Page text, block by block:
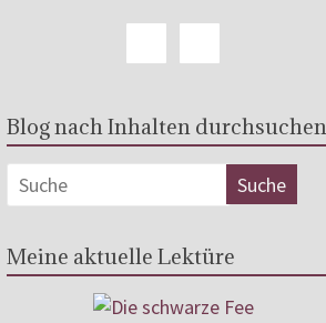
Blog nach Inhalten durchsuchen
Meine aktuelle Lektüre